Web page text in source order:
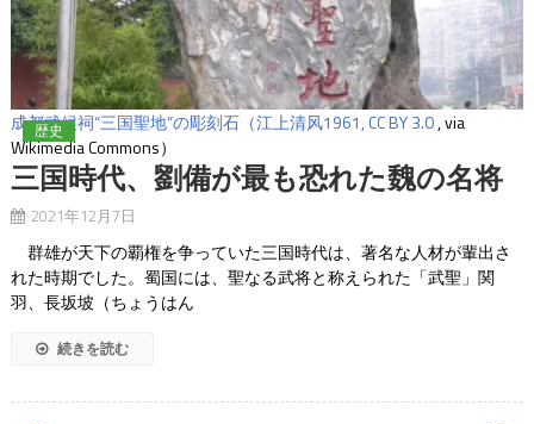
成都武候祠“三国聖地”の彫刻石（江上清风1961,CC BY 3.0, via
Wikimedia Commons）
歴史
三国時代、劉備が最も恐れた魏の名将
2021年12月7日
群雄が天下の覇権を争っていた三国時代は、著名な人材が輩出さ
れた時期でした。蜀国には、聖なる武将と称えられた「武聖」関
羽、長坂坡（ちょうはん
続きを読む